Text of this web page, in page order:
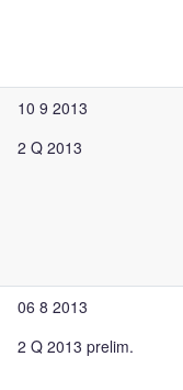
10 9 2013
2 Q 2013
06 8 2013
2 Q 2013 prelim.